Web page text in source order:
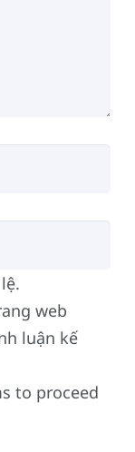
web
luận kế
to proceed